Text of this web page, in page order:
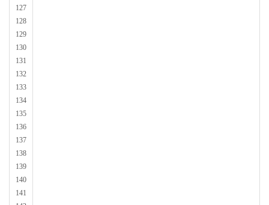
127
128
129
130
131
132
133
134
135
136
137
138
139
140
141